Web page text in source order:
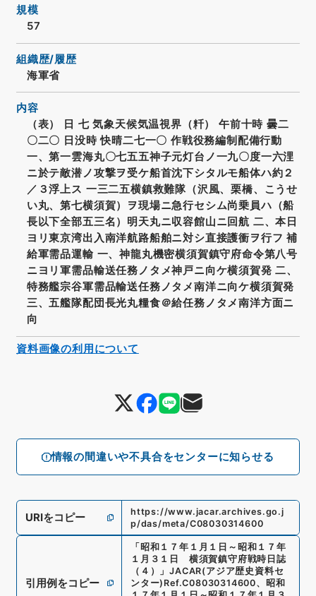
情報の間違いや不具合をセンターに知らせる
規模
57
組織歴/履歴
海軍省
内容
（表） 日 七 気象天候気温視界（粁） 午前十時 曇二
〇二〇 日没時 快晴二七一〇 作戦役務編制配備行動
一、第一雲海丸〇七五五神子元灯台ノ一九〇度一六浬
ニ於テ敵潜ノ攻撃ヲ受ケ船首沈下シタルモ船体ハ約２
／３浮上ス 一三二五横鎮救難隊（沢風、栗橋、こうせ
い丸、第七横須賀）ヲ現場ニ急行セシム尚乗員ハ（船
長以下全部五三名）明天丸ニ収容館山ニ回航 二、本日
ヨリ東京湾出入南洋航路船舶ニ対シ直接護衝ヲ行フ 補
給軍需品運輸 一、神龍丸機密横須賀鎮守府命令第八号
ニヨリ軍需品輸送任務ノタメ神戸ニ向ケ横須賀発 二、
特務艦宗谷軍需品輸送任務ノタメ南洋ニ向ケ横須賀発
三、五艦隊配団長光丸糧食＠給任務ノタメ南洋方面ニ
向
URIをコピー
https://www.jacar.archives.go.j
p/das/meta/C08030314600
引用例をコピー
「 昭和１７年１月１日～昭和１７年
１月３１日 横須賀鎮守府戦時日誌
（４）
」JACAR(アジア歴史資料セ
ンター) Ref.C08030314600、 昭和
資料画像の利用について